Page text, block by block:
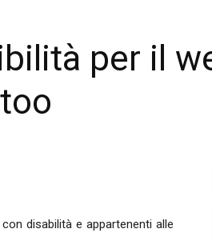
per il
disabilità e appartenenti alle